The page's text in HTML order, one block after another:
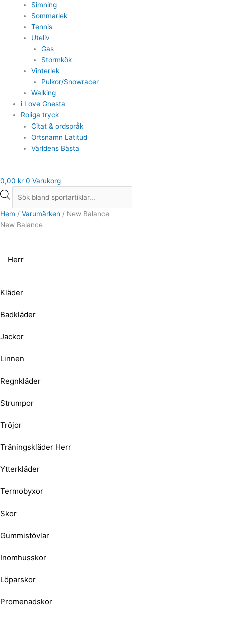
Simning
Sommarlek
Tennis
Uteliv
Gas
Stormkök
Vinterlek
Pulkor/Snowracer
Walking
i Love Gnesta
Roliga tryck
Citat & ordspråk
Ortsnamn Latitud
Världens Bästa
0,00 kr 0 Varukorg
Hem / Varumärken / New Balance
New Balance
Herr
Kläder
Badkläder
Jackor
Linnen
Regnkläder
Strumpor
Tröjor
Träningskläder Herr
Ytterkläder
Termobyxor
Skor
Gummistövlar
Inomhusskor
Löparskor
Promenadskor